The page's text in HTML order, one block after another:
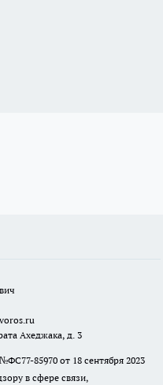
Ахеджака, д. 3
85970 от 18 сентября 2023
в сфере связи,